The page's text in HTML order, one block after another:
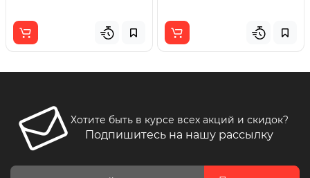
Хотите быть в курсе всех акций и скидок?
Подпишитесь на нашу рассылку